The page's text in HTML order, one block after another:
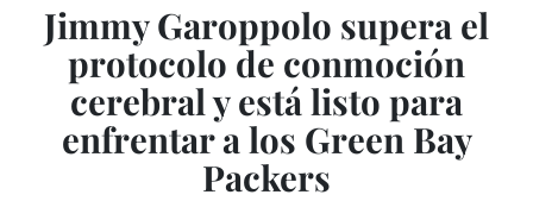
Jimmy Garoppolo supera el
protocolo de conmoción
cerebral y está listo para
enfrentar a los Green Bay
Packers